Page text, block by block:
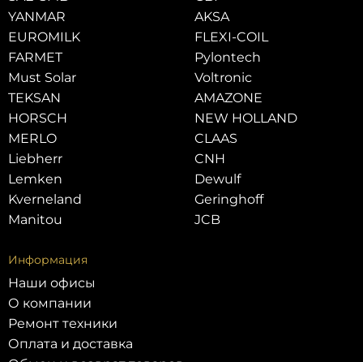
YANMAR
EUROMILK
FARMET
Must Solar
TEKSAN
HORSCH
MERLO
Liebherr
Lemken
Kverneland
Manitou
AKSA
FLEXI-COIL
Pylontech
Voltronic
AMAZONE
NEW HOLLAND
CLAAS
CNH
Dewulf
Geringhoff
JCB
Информация
Наши офисы
О компании
Ремонт техники
Оплата и доставка